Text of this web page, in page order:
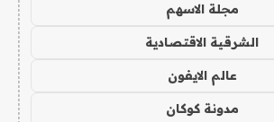
مجلة الاسهم
الشرقية الاقتصادية
عالم الايفون
مدونة كوكان